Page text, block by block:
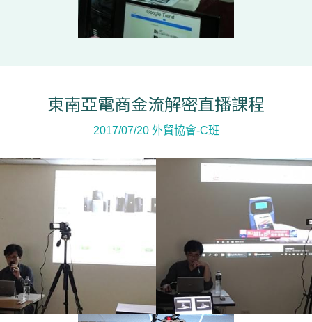
東南亞電商金流解密直播課程
2017/07/20 外貿協會-C班